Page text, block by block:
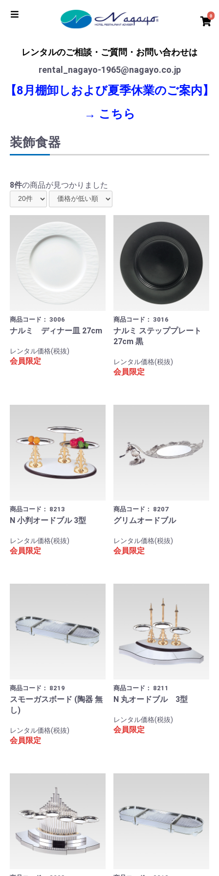
0
レンタルのご相談・ご質問・お問い合わせは
rental_nagayo-1965@nagayo.co.jp
【8月棚卸しおよび夏季休業のご案内】
→ こちら
装飾食器
8件の商品が見つかりました
商品コード： 3006
ナルミ ディナー皿 27cm
レンタル価格(税抜)
会員限定
商品コード： 3016
ナルミ ステッププレート
27cm 黒
レンタル価格(税抜)
会員限定
商品コード： 8213
N 小判オードブル 3型
レンタル価格(税抜)
会員限定
商品コード： 8207
グリムオードブル
レンタル価格(税抜)
会員限定
商品コード： 8219
スモーガスボード (陶器 無
し)
レンタル価格(税抜)
会員限定
商品コード： 8211
N 丸オードブル 3型
レンタル価格(税抜)
会員限定